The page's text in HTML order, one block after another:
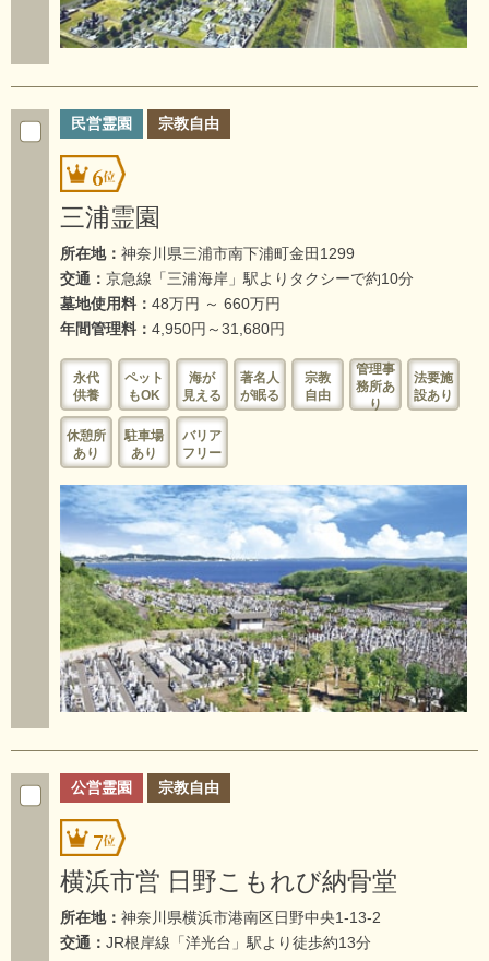
民営霊園 宗教自由
6
三浦霊園
所在地： 神奈川県三浦市南下浦町金田1299
交通： 京急線「三浦海岸」駅よりタクシーで約10分
墓地使用料： 48万円 ～ 660万円
年間管理料： 4,950円～31,680円
永代
供養
ペット
もOK
海が
見える
著名人
が眠る
宗教
自由
管理事
務所あ
り
法要施
設あり
休憩所
あり
駐車場
あり
バリア
フリー
公営霊園 宗教自由
7
横浜市営 日野こもれび納骨堂
所在地： 神奈川県横浜市港南区日野中央1-13-2
交通： JR根岸線「洋光台」駅より徒歩約13分